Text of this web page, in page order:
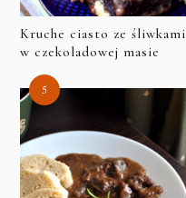
Kruche ciasto ze śliwkami
w czekoladowej masie